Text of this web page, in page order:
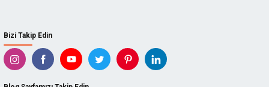
Bizi Takip Edin